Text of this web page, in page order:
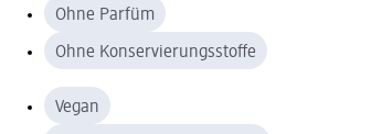
Ohne Parfüm
Ohne Konservierungsstoffe
Vegan